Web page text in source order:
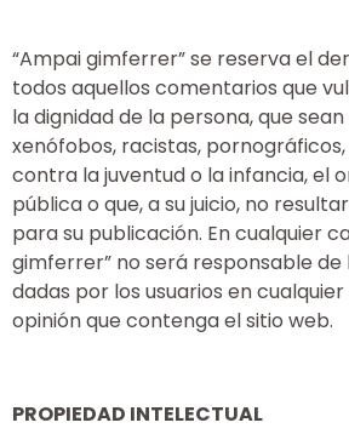
“Ampai gimferrer” se reserva el
todos aquellos comentarios que
la dignidad de la persona, que
xenófobos, racistas,
contra la juventud o la infancia, el
pública o que, a su juicio, no
para su publicación. En cualquier
gimferrer” no será responsable de
dadas por los usuarios en
opinión que contenga el sitio web.
PROPIEDAD INTELECTUAL